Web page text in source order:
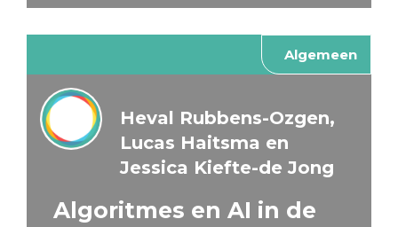
Algemeen
Heval Rubbens-Ozgen,
Lucas Haitsma en
Jessica Kiefte-de Jong
Algoritmes en AI in de